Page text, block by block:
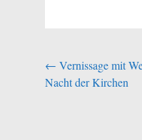
← Vernissage mit
Nacht der Kirchen